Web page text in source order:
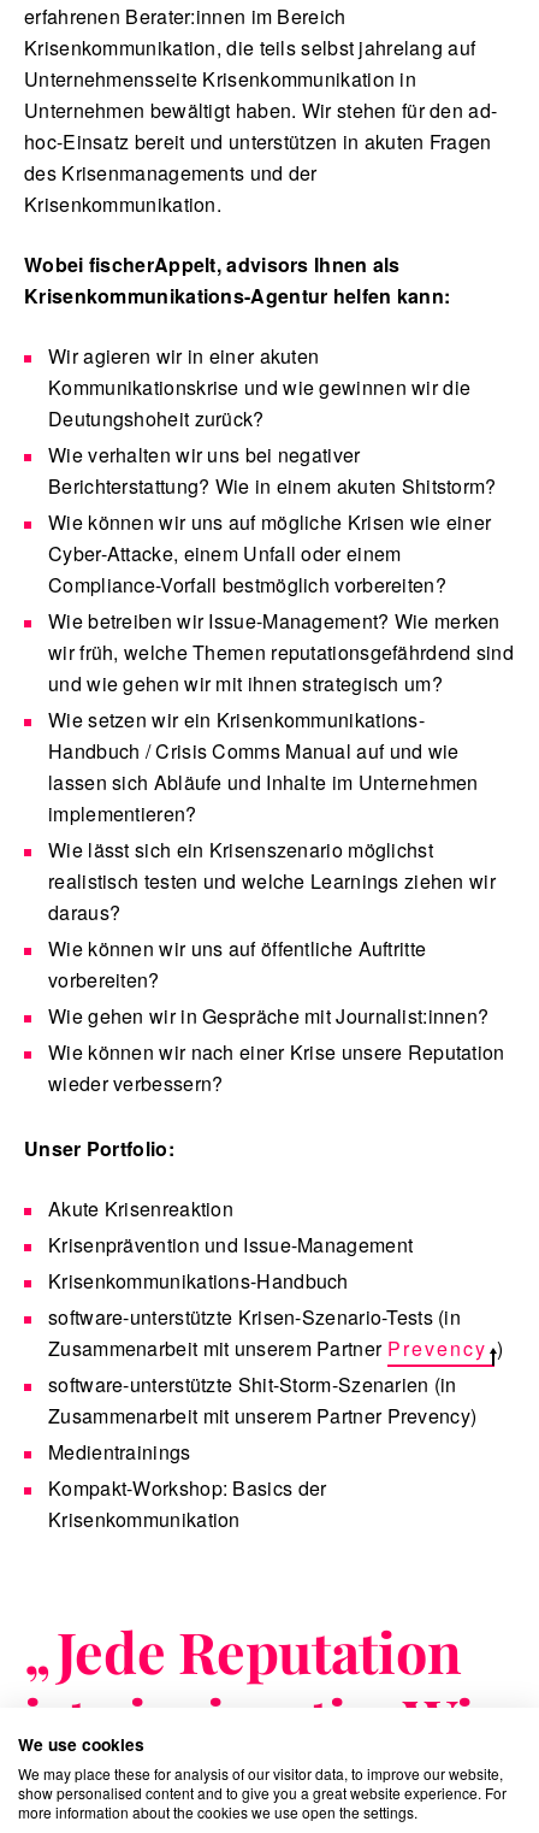
erfahrenen Berater:innen im Bereich
Krisenkommunikation, die teils selbst jahrelang auf
Unternehmensseite Krisenkommunikation in
Unternehmen bewältigt haben. Wir stehen für den ad-
hoc-Einsatz bereit und unterstützen in akuten Fragen
des Krisenmanagements und der
Krisenkommunikation.
Wobei fischerAppelt, advisors Ihnen als
Krisenkommunikations-Agentur helfen kann:
Wir agieren wir in einer akuten
Kommunikationskrise und wie gewinnen wir die
Deutungshoheit zurück?
Wie verhalten wir uns bei negativer
Berichterstattung? Wie in einem akuten Shitstorm?
Wie können wir uns auf mögliche Krisen wie einer
Cyber-Attacke, einem Unfall oder einem
Compliance-Vorfall bestmöglich vorbereiten?
Wie betreiben wir Issue-Management? Wie merken
wir früh, welche Themen reputationsgefährdend sind
und wie gehen wir mit ihnen strategisch um?
Wie setzen wir ein Krisenkommunikations-
Handbuch / Crisis Comms Manual auf und wie
lassen sich Abläufe und Inhalte im Unternehmen
implementieren?
Wie lässt sich ein Krisenszenario möglichst
realistisch testen und welche Learnings ziehen wir
daraus?
Wie können wir uns auf öffentliche Auftritte
vorbereiten?
Wie gehen wir in Gespräche mit Journalist:innen?
Wie können wir nach einer Krise unsere Reputation
wieder verbessern?
Unser Portfolio:
Akute Krisenreaktion
Krisenprävention und Issue-Management
Krisenkommunikations-Handbuch
software-unterstützte Krisen-Szenario-Tests (in
Zusammenarbeit mit unserem Partner Prevency )
software-unterstützte Shit-Storm-Szenarien (in
Zusammenarbeit mit unserem Partner Prevency)
Medientrainings
Kompakt-Workshop: Basics der
Krisenkommunikation
„Jede Reputation
ist einzigartig. Wie
eine Marke lässt
We use cookies
We may place these for analysis of our visitor data, to improve our website,
show personalised content and to give you a great website experience. For
more information about the cookies we use open the settings.